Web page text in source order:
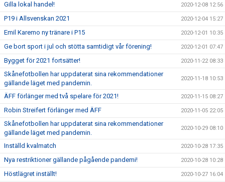
Gilla lokal handel! 2020-12-08 12:56
P19 i Allsvenskan 2021 2020-12-04 15:27
Emil Karemo ny tränare i P15 2020-12-01 10:35
Ge bort sport i jul och stötta samtidigt vår förening! 2020-12-01 07:47
Bygget för 2021 fortsätter! 2020-11-22 08:33
Skånefotbollen har uppdaterat sina rekommendationer
gällande läget med pandemin.
2020-11-18 10:53
ÄFF förlänger med två spelare för 2021! 2020-11-15 08:27
Robin Streifert förlänger med ÄFF 2020-11-05 22:05
Skånefotbollen har uppdaterat sina rekommendationer
gällande läget med pandemin.
2020-10-29 08:10
Inställd kvalmatch 2020-10-28 17:35
Nya restriktioner gällande pågående pandemi! 2020-10-28 10:28
Höstlägret inställt! 2020-10-27 16:04